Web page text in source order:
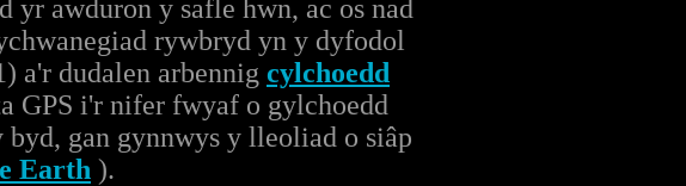
awduron y safle hwn, ac os nad
rywbryd yn y dyfodol
a'r dudalen arbennig cylchoedd
GPS i'r nifer fwyaf o gylchoedd
gan gynnwys y lleoliad o siâp
Earth ).